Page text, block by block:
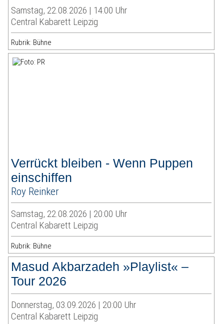
Samstag, 22.08.2026 | 14:00 Uhr
Central Kabarett Leipzig
Rubrik: Bühne
Verrückt bleiben - Wenn Puppen
einschiffen
Roy Reinker
Samstag, 22.08.2026 | 20:00 Uhr
Central Kabarett Leipzig
Rubrik: Bühne
Masud Akbarzadeh »Playlist« –
Tour 2026
Donnerstag, 03.09.2026 | 20:00 Uhr
Central Kabarett Leipzig